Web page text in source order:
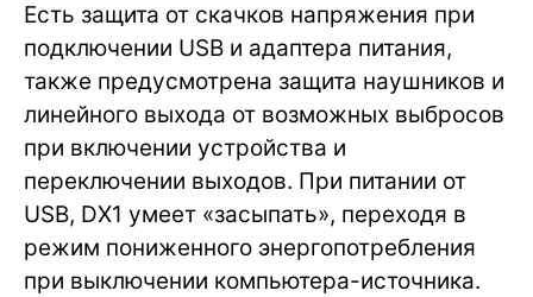
Есть защита от скачков напряжения при
подключении USB и адаптера питания,
также предусмотрена защита наушников и
линейного выхода от возможных выбросов
при включении устройства и
переключении выходов. При питании от
USB, DX1 умеет «засыпать», переходя в
режим пониженного энергопотребления
при выключении компьютера-источника.